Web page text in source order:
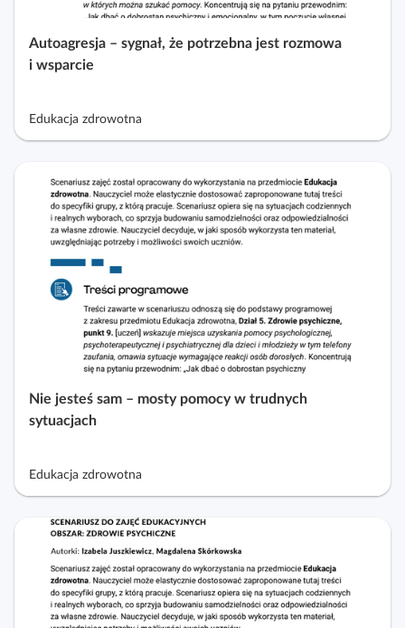
Autoagresja – sygnał, że potrzebna jest rozmowa
i wsparcie
Edukacja zdrowotna
Nie jesteś sam – mosty pomocy w trudnych
sytuacjach
Edukacja zdrowotna